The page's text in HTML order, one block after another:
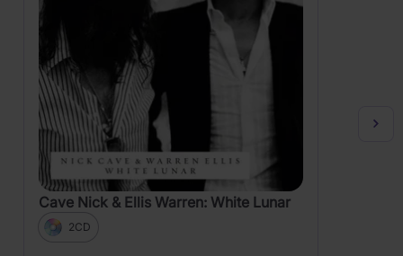
Cave Nick & Ellis Warren: White Lunar
2CD